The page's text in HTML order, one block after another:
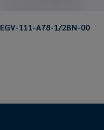
EGV-111-A78-1/2BN-00